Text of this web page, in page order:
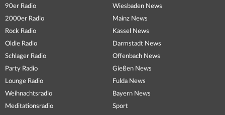
90er Radio
2000er Radio
Rock Radio
Oldie Radio
Schlager Radio
Party Radio
Lounge Radio
Weihnachtsradio
Meditationsradio
Wiesbaden News
Mainz News
Kassel News
Darmstadt News
Offenbach News
Gießen News
Fulda News
Bayern News
Sport